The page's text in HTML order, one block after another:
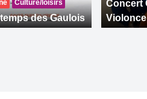
Culture/loisirs
des Gaulois
Concert